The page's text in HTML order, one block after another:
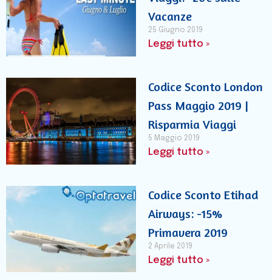
Vacanze
25 Giugno 2019
Leggi tutto »
Codice Sconto London
Pass Maggio 2019 |
Risparmia Viaggi
5 Maggio 2019
Leggi tutto »
Codice Sconto Etihad
Airways: -15%
Primavera 2019
2 Aprile 2019
Leggi tutto »